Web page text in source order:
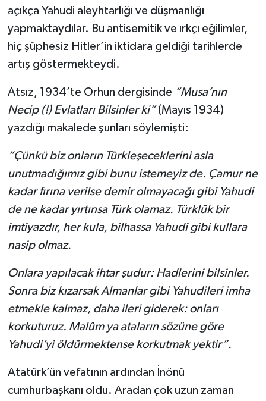
açıkça Yahudi aleyhtarlığı ve düşmanlığı
yapmaktaydılar. Bu antisemitik ve ırkçı eğilimler,
hiç şüphesiz Hitler’in iktidara geldiği tarihlerde
artış göstermekteydi.
Atsız, 1934’te Orhun dergisinde “Musa’nın
Necip (!) Evlatları Bilsinler ki” (Mayıs 1934)
yazdığı makalede şunları söylemişti:
“Çünkü biz onların Türkleşeceklerini asla
unutmadığımız gibi bunu istemeyiz de. Çamur ne
kadar fırına verilse demir olmayacağı gibi Yahudi
de ne kadar yırtınsa Türk olamaz. Türklük bir
imtiyazdır, her kula, bilhassa Yahudi gibi kullara
nasip olmaz.
Onlara yapılacak ihtar şudur: Hadlerini bilsinler.
Sonra biz kızarsak Almanlar gibi Yahudileri imha
etmekle kalmaz, daha ileri giderek: onları
korkuturuz. Malûm ya ataların sözüne göre
Yahudi’yi öldürmektense korkutmak yektir”.
Atatürk’ün vefatının ardından İnönü
cumhurbaşkanı oldu. Aradan çok uzun zaman